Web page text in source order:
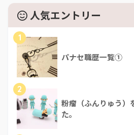
人気エントリー
1
パナセ職歴一覧①
2
粉瘤（ふんりゅう）
た。